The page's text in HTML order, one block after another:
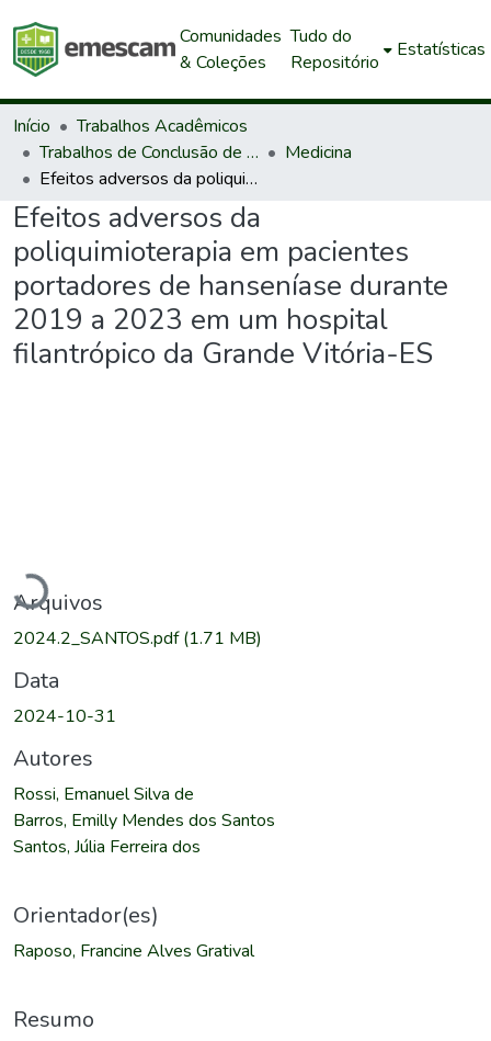
Comunidades
& Coleções
Tudo do
Repositório
Estatísticas
Início
Trabalhos Acadêmicos
Trabalhos de Conclusão de Curso de Graduação
Medicina
Efeitos adversos da poliquimioterapia em pacientes portadores de hanseníase durante 2019 a 2023 em um hospital filantrópico da Grande Vitória-ES
Efeitos adversos da
poliquimioterapia em pacientes
portadores de hanseníase durante
2019 a 2023 em um hospital
filantrópico da Grande Vitória-ES
Carregando...
Arquivos
2024.2_SANTOS.pdf(1.71 MB)
Data
2024-10-31
Autores
Rossi, Emanuel Silva de
Barros, Emilly Mendes dos Santos
Santos, Júlia Ferreira dos
Orientador(es)
Raposo, Francine Alves Gratival
Resumo